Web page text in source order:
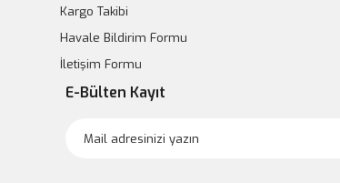
Kargo Takibi
Havale Bildirim Formu
İletişim Formu
E-Bülten Kayıt